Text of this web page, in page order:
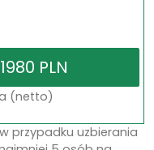
(netto)
przypadku uzbierania